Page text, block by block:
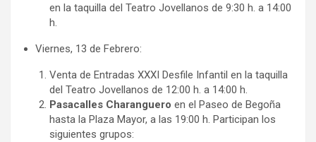
en la taquilla del Teatro Jovellanos de 9:30 h. a 14:00
h.
Viernes, 13 de Febrero:
Venta de Entradas XXXI Desfile Infantil en la taquilla
del Teatro Jovellanos de 12:00 h. a 14:00 h.
Pasacalles Charanguero en el Paseo de Begoña
hasta la Plaza Mayor, a las 19:00 h. Participan los
siguientes grupos: